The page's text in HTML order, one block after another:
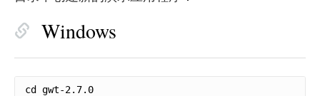
Windows
cd gwt-2.7.0